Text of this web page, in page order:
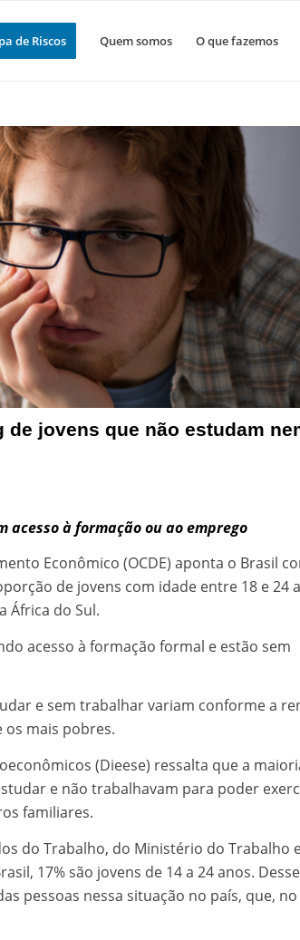
de Riscos Quem somos O que fazemos
de jovens que não estudam
acesso à formação ou ao emprego
Econômico (OCDE) aponta o Brasil
de jovens com idade entre 18 e 24
África do Sul.
acesso à formação formal e estão sem
e sem trabalhar variam conforme a
mais pobres.
(Dieese) ressalta que a
e não trabalhavam para poder
familiares.
do Trabalho, do Ministério do Trabalho
17% são jovens de 14 a 24 anos.
pessoas nessa situação no país, que,